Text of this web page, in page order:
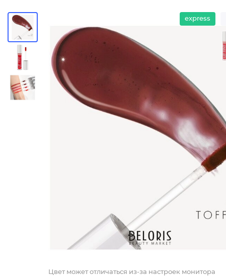
express
Цвет может отличаться из-за настроек монитора